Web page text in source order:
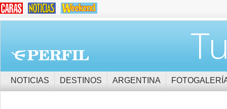
NOTICIAS DESTINOS ARGENTINA